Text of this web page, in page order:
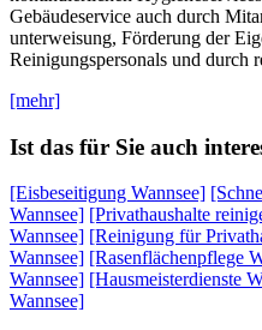
Gebäudeservice auch durch
unterweisung, Förderung der
Reinigungspersonals und durch
[mehr]
Ist das für Sie auch
[Eisbeseitigung Wannsee]
Wannsee] [Privathaushalte
Wannsee] [Reinigung für
Wannsee] [Rasenflächenpflege
Wannsee] [Hausmeisterdienste
Wannsee]